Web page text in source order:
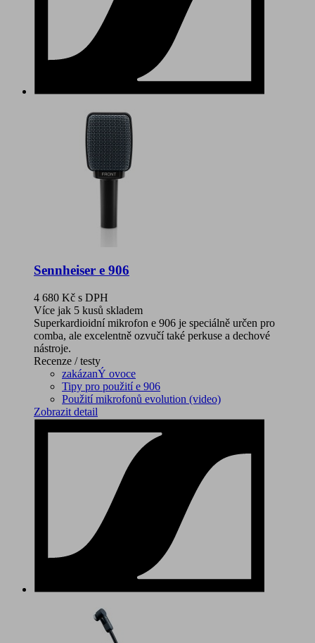
Sennheiser e 906
4 680 Kč s DPH
Více jak 5 kusů skladem
Superkardioidní mikrofon e 906 je speciálně určen pro
comba, ale excelentně ozvučí také perkuse a dechové
nástroje.
Recenze / testy
zakázanÝ ovoce
Tipy pro použití e 906
Použití mikrofonů evolution (video)
Zobrazit detail